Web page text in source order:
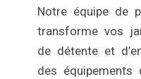
Notre équipe de
transforme vos
de détente et
des